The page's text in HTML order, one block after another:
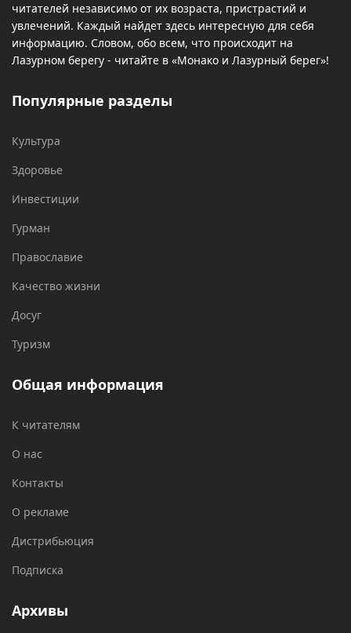
читателей независимо от их возраста, пристрастий и
увлечений. Каждый найдет здесь интересную для себя
информацию. Словом, обо всем, что происходит на
Лазурном берегу - читайте в «Монако и Лазурный берег»!
Популярные разделы
Культура
Здоровье
Инвестиции
Гурман
Православие
Качество жизни
Досуг
Туризм
Общая информация
К читателям
О нас
Контакты
О рекламе
Дистрибьюция
Подписка
Архивы